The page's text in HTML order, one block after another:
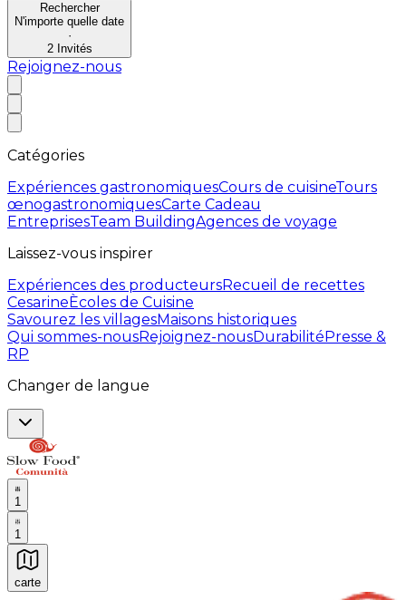
Rechercher
N'importe quelle date
·
2 Invités
Rejoignez-nous
Catégories
Expériences gastronomiquesCours de cuisineTours
œnogastronomiquesCarte Cadeau
EntreprisesTeam BuildingAgences de voyage
Laissez-vous inspirer
Expériences des producteursRecueil de recettes
CesarineÈcoles de Cuisine
Savourez les villagesMaisons historiques
Qui sommes-nousRejoignez-nousDurabilitéPresse &
RP
Changer de langue
1
1
carte